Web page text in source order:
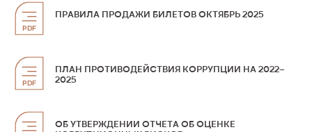
PDF
ПРАВИЛА ПРОДАЖИ БИЛЕТОВ ОКТЯБРЬ 2025
PDF
ПЛАН ПРОТИВОДЕЙСТВИЯ КОРРУПЦИИ НА 2022–
2025
ОБ УТВЕРЖДЕНИИ ОТЧЕТА ОБ ОЦЕНКЕ